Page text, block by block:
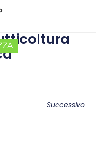
Successivo